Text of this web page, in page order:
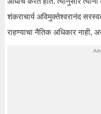
शंकराचार्य अविमुक्तेश्वरानंद
राहण्याचा नैतिक अधिकार नाही,